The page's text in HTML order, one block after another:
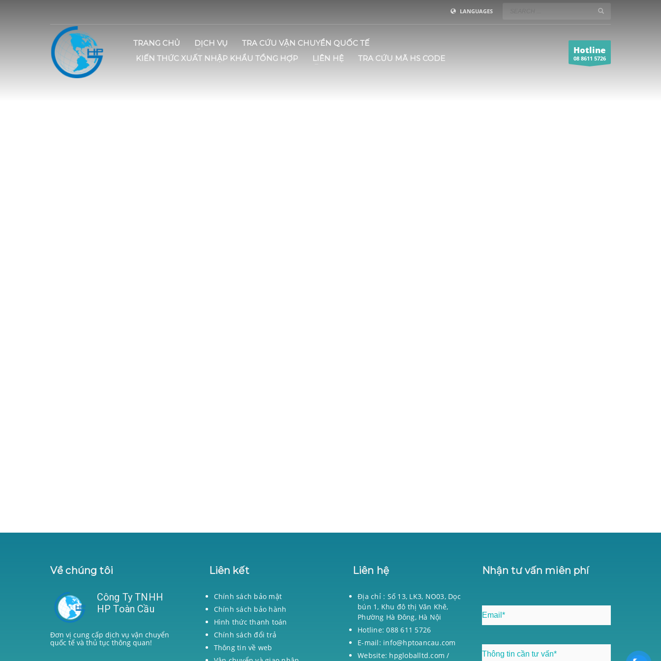
LANGUAGES
TRANG CHỦ DỊCH VỤ
TRA CỨU VẬN CHUYỂN QUỐC TẾ
KIẾN THỨC XUẤT NHẬP KHẨU TỔNG HỢP
LIÊN HỆ TRA CỨU MÃ HS CODE
Hotline
08 8611 5726
Về chúng tôi
Công Ty TNHH
HP Toàn Cầu
Đơn vị cung cấp dịch vụ vận chuyển
quốc tế và thủ tục thông quan!
Liên kết
Chính sách bảo mật
Chính sách bảo hành
Hình thức thanh toán
Chính sách đổi trả
Thông tin về web
Liên hệ
Địa chỉ : Số 13, LK3, NO03, Dọc
bún 1, Khu đô thị Văn Khê,
Phường Hà Đông, Hà Nội
Hotline: 088 611 5726
E-mail: info@hptoancau.com
Website: hpgloballtd.com /
Nhận tư vấn miên phí